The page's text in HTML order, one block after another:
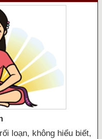
loạn, không hiểu biết,